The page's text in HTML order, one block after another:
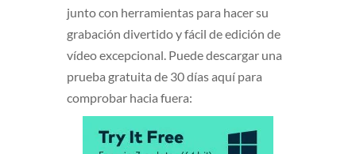
junto con herramientas para hacer su
grabación divertido y fácil de edición de
vídeo excepcional. Puede descargar una
prueba gratuita de 30 días aquí para
comprobar hacia fuera: